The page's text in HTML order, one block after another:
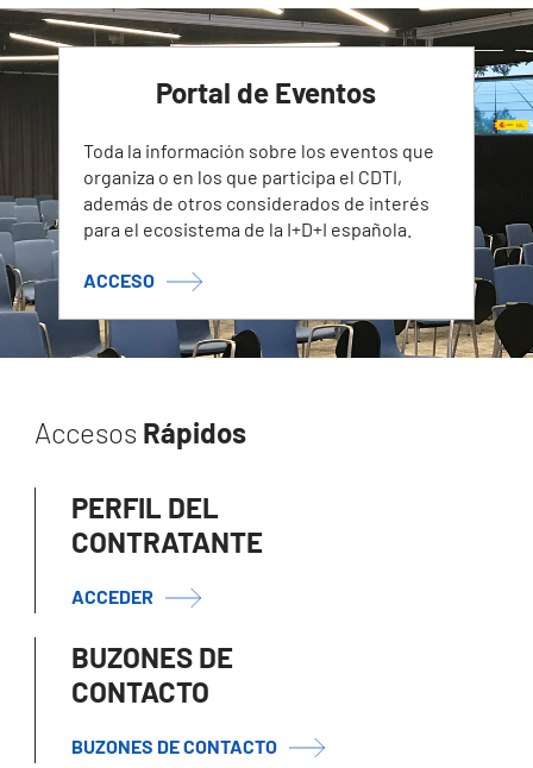
Portal de Eventos
Toda la información sobre los eventos que
organiza o en los que participa el CDTI,
además de otros considerados de interés
para el ecosistema de la I+D+I española.
ACCESO
Accesos Rápidos
PERFIL DEL
CONTRATANTE
ACCEDER
BUZONES DE
CONTACTO
BUZONES DE CONTACTO